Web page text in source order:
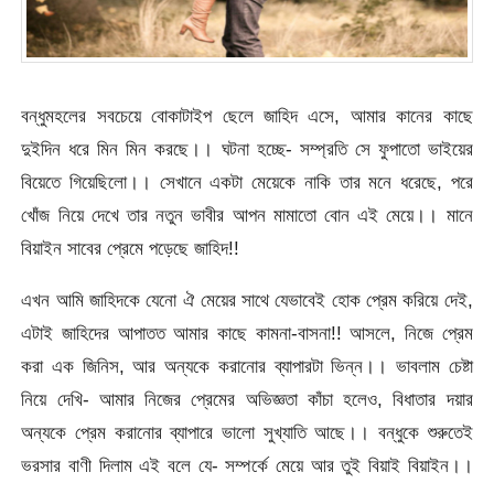
বন্ধুমহলের সবচেয়ে বোকাটাইপ ছেলে জাহিদ এসে, আমার কানের কাছে
দুইদিন ধরে মিন মিন করছে।। ঘটনা হচ্ছে- সম্প্রতি সে ফুপাতো ভাইয়ের
বিয়েতে গিয়েছিলো।। সেখানে একটা মেয়েকে নাকি তার মনে ধরেছে, পরে
খোঁজ নিয়ে দেখে তার নতুন ভাবীর আপন মামাতো বোন এই মেয়ে।। মানে
বিয়াইন সাবের প্রেমে পড়েছে জাহিদ!!
এখন আমি জাহিদকে যেনো ঐ মেয়ের সাথে যেভাবেই হোক প্রেম করিয়ে দেই,
এটাই জাহিদের আপাতত আমার কাছে কামনা-বাসনা!! আসলে, নিজে প্রেম
করা এক জিনিস, আর অন্যকে করানোর ব্যাপারটা ভিন্ন।। ভাবলাম চেষ্টা
নিয়ে দেখি- আমার নিজের প্রেমের অভিজ্ঞতা কাঁচা হলেও, বিধাতার দয়ার
অন্যকে প্রেম করানোর ব্যাপারে ভালো সুখ্যাতি আছে।। বন্ধুকে শুরুতেই
ভরসার বাণী দিলাম এই বলে যে- সম্পর্কে মেয়ে আর তুই বিয়াই বিয়াইন।।